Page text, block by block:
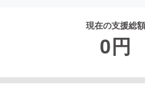
現在の支援総額
0円